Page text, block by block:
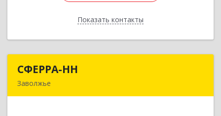
Показать контакты
Назад
СФЕРРА-НН
Заволжье